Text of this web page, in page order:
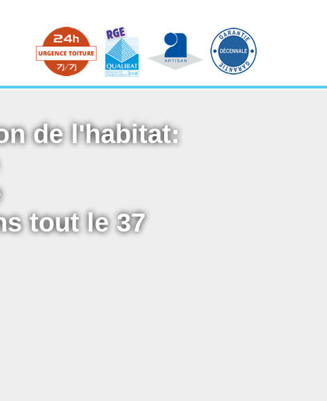
de l'habitat:
tout le 37